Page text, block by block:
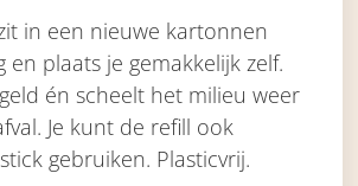
in een nieuwe kartonnen
en plaats je gemakkelijk zelf.
geld én scheelt het milieu weer
Je kunt de refill ook
gebruiken. Plasticvrij.